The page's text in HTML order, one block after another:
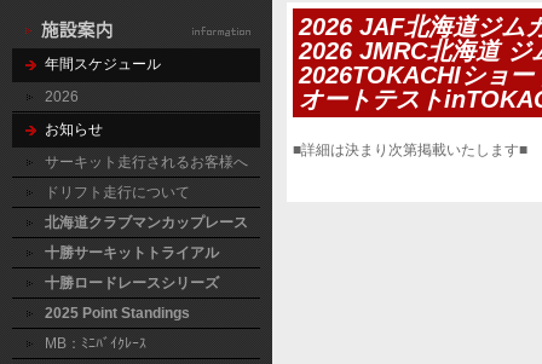
年間スケジュール
2026
お知らせ
サーキット走行されるお客様へ
ドリフト走行について
北海道クラブマンカップレース
十勝サーキットトライアル
十勝ロードレースシリーズ
2025 Point Standings
MB：ﾐﾆﾊﾞｲｸﾚｰｽ
2026 JAF北海道ジム
2026 JMRC北海道 ジ
2026TOKACHIショ
オートテスト
■詳細は決まり次第掲載いたします■